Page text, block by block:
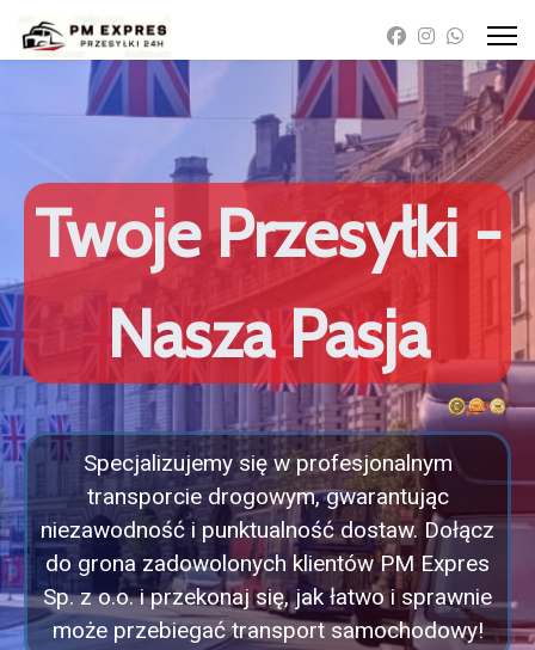
Twoje Przesyłki -
Nasza Pasja
Specjalizujemy się w profesjonalnym
transporcie drogowym, gwarantując
niezawodność i punktualność dostaw. Dołącz
do grona zadowolonych klientów PM Expres
Sp. z o.o. i przekonaj się, jak łatwo i sprawnie
może przebiegać transport samochodowy!